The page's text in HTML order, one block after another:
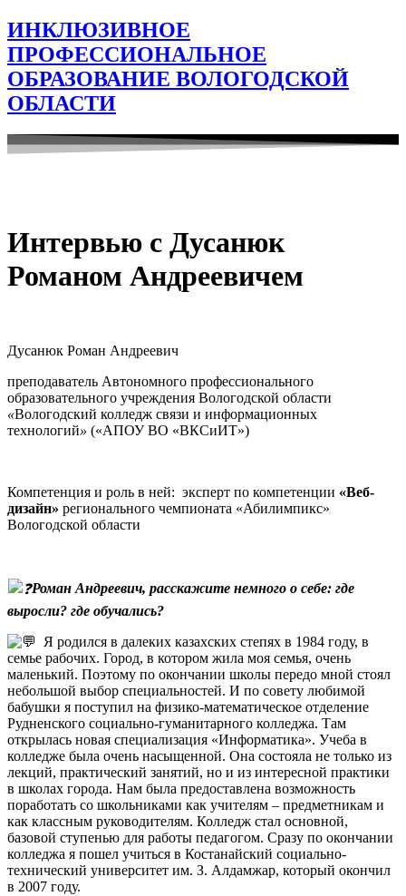
ИНКЛЮЗИВНОЕ
ПРОФЕССИОНАЛЬНОЕ
ОБРАЗОВАНИЕ ВОЛОГОДСКОЙ
ОБЛАСТИ
Интервью с Дусанюк
Романом Андреевичем
Дусанюк Роман Андреевич
преподаватель Автономного профессионального
образовательного учреждения Вологодской области
«Вологодский колледж связи и информационных
технологий» («АПОУ ВО «ВКСиИТ»)
Компетенция и роль в ней: эксперт по компетенции «Веб-
дизайн» регионального чемпионата «Абилимпикс»
Вологодской области
Роман Андреевич, расскажите немного о себе: где
выросли? где обучались?
Я родился в далеких казахских степях в 1984 году, в
семье рабочих. Город, в котором жила моя семья, очень
маленький. Поэтому по окончании школы передо мной стоял
небольшой выбор специальностей. И по совету любимой
бабушки я поступил на физико-математическое отделение
Рудненского социально-гуманитарного колледжа. Там
открылась новая специализация «Информатика». Учеба в
колледже была очень насыщенной. Она состояла не только из
лекций, практический занятий, но и из интересной практики
в школах города. Нам была предоставлена возможность
поработать со школьниками как учителям – предметникам и
как классным руководителям. Колледж стал основной,
базовой ступенью для работы педагогом. Сразу по окончании
колледжа я пошел учиться в Костанайский социально-
технический университет им. З. Алдамжар, который окончил
в 2007 году.